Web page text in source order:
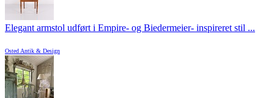
Elegant armstol udført i Empire- og Biedermeier- inspireret stil ...
Osted Antik & Design